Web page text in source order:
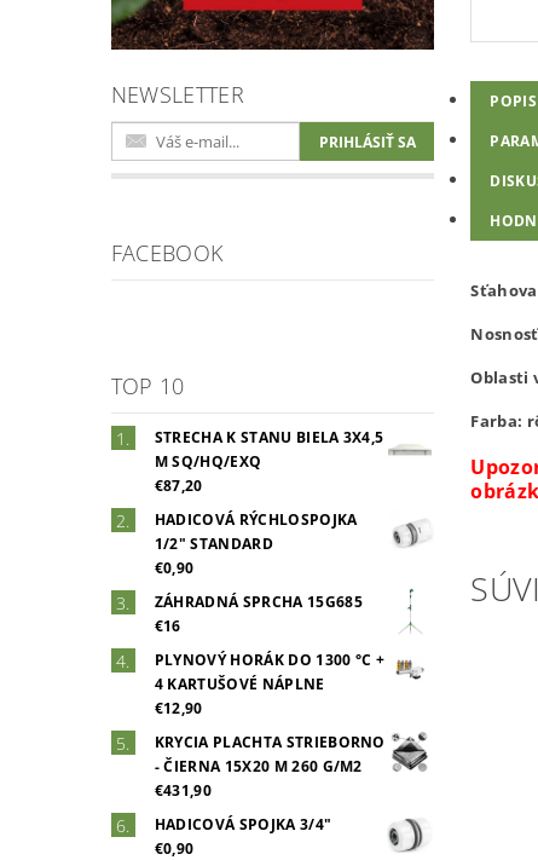
NEWSLETTER
FACEBOOK
TOP 10
STRECHA K STANU BIELA 3X4,5
M SQ/HQ/EXQ
€87,20
HADICOVÁ RÝCHLOSPOJKA
1/2" STANDARD
€0,90
ZÁHRADNÁ SPRCHA 15G685
€16
PLYNOVÝ HORÁK DO 1300 °C +
4 KARTUŠOVÉ NÁPLNE
€12,90
KRYCIA PLACHTA STRIEBORNO
- ČIERNA 15X20 M 260 G/M2
€431,90
HADICOVÁ SPOJKA 3/4"
€0,90
POPIS
Oblasti
Farba: